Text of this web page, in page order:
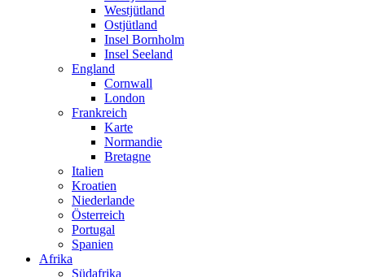
Westjütland
Ostjütland
Insel Bornholm
Insel Seeland
England
Cornwall
London
Frankreich
Karte
Normandie
Bretagne
Italien
Kroatien
Niederlande
Österreich
Portugal
Spanien
Afrika
Südafrika